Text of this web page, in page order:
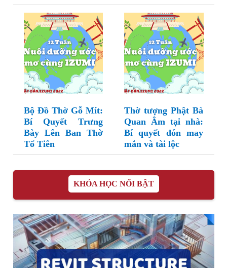
Bộ Đồ Thờ Gỗ Mít:
Bí Quyết Trưng
Bày Lên Ban Thờ
Tổ Tiên
Thờ tượng Phật Bà
Quan Âm tại nhà:
Bí quyết đón may
mắn và tài lộc
KHÓA HỌC NỔI BẬT